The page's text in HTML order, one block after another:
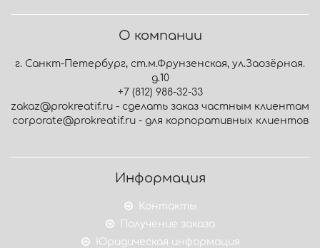
О компании
г. Санкт-Петербург, ст.м.Фрунзенская, ул.Заозёрная.
д.10
+7 (812) 988-32-33
zakaz@prokreatif.ru - сделать заказ частным клиентам
corporate@prokreatif.ru - для корпоративных клиентов
Информация
Контакты
Получение заказа
Юридическая информация